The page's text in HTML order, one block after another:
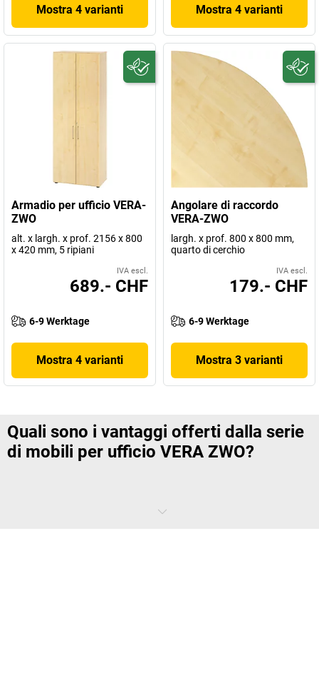
Mostra 4 varianti Mostra 4 varianti
Armadio per ufficio VERA-
ZWO
alt. x largh. x prof. 2156 x 800
x 420 mm, 5 ripiani
IVA escl.
689.- CHF
6-9 Werktage
Mostra 4 varianti
Angolare di raccordo
VERA-ZWO
largh. x prof. 800 x 800 mm,
quarto di cerchio
IVA escl.
179.- CHF
6-9 Werktage
Mostra 3 varianti
Quali sono i vantaggi offerti dalla serie
di mobili per ufficio VERA ZWO?
Lunghe ricerche e abbinamenti complicati? Siamo a tua disposizione